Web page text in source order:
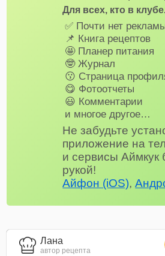
Для всех, кто в
✅ Почти нет
📌 Книга рецептов
🤩 Планер питания
🤓 Журнал
😗 Страница
😋 Фотоотчеты
😃 Комментарии
и многое другое…
Не забудьте
приложение на
и сервисы Аймкук
рукой!
Айфон (iOS),
Лана
автор рецепта